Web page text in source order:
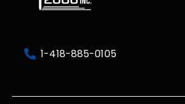
1-418-885-0105